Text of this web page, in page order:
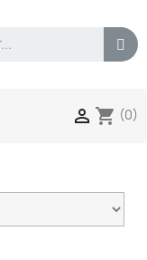
 shopping_cart (0)